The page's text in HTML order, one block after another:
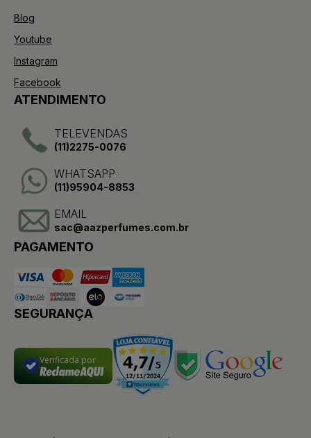
Blog
Youtube
Instagram
Facebook
ATENDIMENTO
TELEVENDAS
(11)2275-0076
WHATSAPP
(11)95904-8853
EMAIL
sac@aazperfumes.com.br
PAGAMENTO
SEGURANÇA
Verificada por